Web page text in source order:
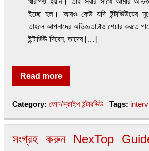
ইচ্ছে হল। আরও কেউ যদি ইন্টার্ভিউয়ের
তাহলে আপনাদের অভিজ্ঞতাটাও শেয়ার করতে
ইন্টার্ভিউ দিবেন, তাদের […]
Read more
Category: ফোন/স্কাইপ ইন্টারভিউ Tags:
সংগ্রহ করুন NexTop